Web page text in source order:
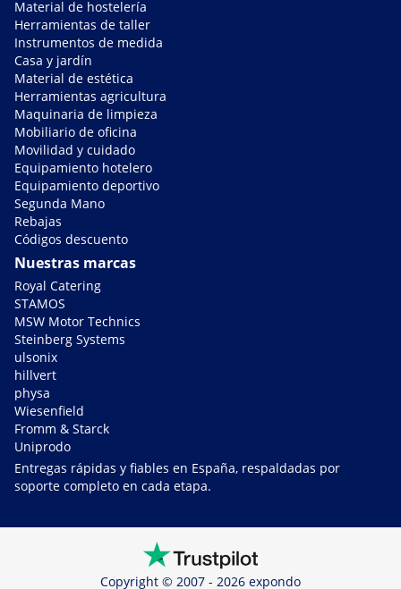
Material de hostelería
Herramientas de taller
Instrumentos de medida
Casa y jardín
Material de estética
Herramientas agricultura
Maquinaria de limpieza
Mobiliario de oficina
Movilidad y cuidado
Equipamiento hotelero
Equipamiento deportivo
Segunda Mano
Rebajas
Códigos descuento
Nuestras marcas
Royal Catering
STAMOS
MSW Motor Technics
Steinberg Systems
ulsonix
hillvert
physa
Wiesenfield
Fromm & Starck
Uniprodo
Entregas rápidas y fiables en España, respaldadas por
soporte completo en cada etapa.
Copyright © 2007 - 2026 expondo